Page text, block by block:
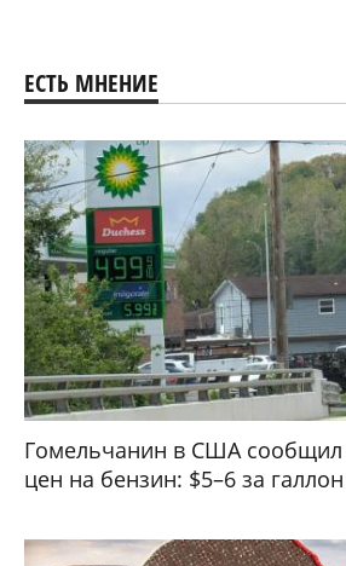
ЕСТЬ МНЕНИЕ
Гомельчанин в США сообщил
цен на бензин: $5–6 за галлон